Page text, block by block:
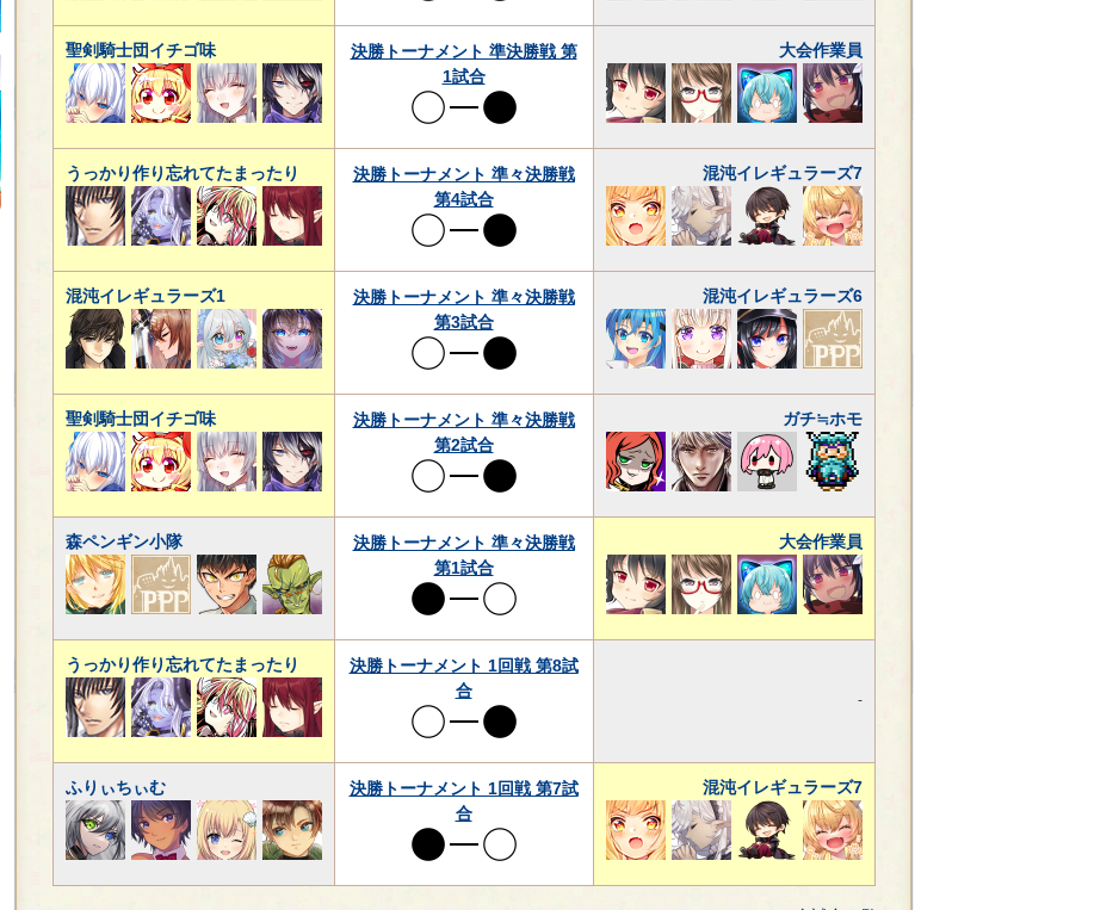
聖剣騎士団イチゴ味
決勝トーナメント 準決勝戦 第
1試合
大会作業員
うっかり作り忘れてたまったり
決勝トーナメント 準々決勝戦
第4試合
混沌イレギュラーズ7
混沌イレギュラーズ1
決勝トーナメント 準々決勝戦
第3試合
混沌イレギュラーズ6
聖剣騎士団イチゴ味
決勝トーナメント 準々決勝戦
第2試合
ガチ≒ホモ
森ペンギン小隊
決勝トーナメント 準々決勝戦
第1試合
大会作業員
うっかり作り忘れてたまったり
決勝トーナメント 1回戦 第8試
合
-
ふりぃちぃむ
決勝トーナメント 1回戦 第7試
合
混沌イレギュラーズ7